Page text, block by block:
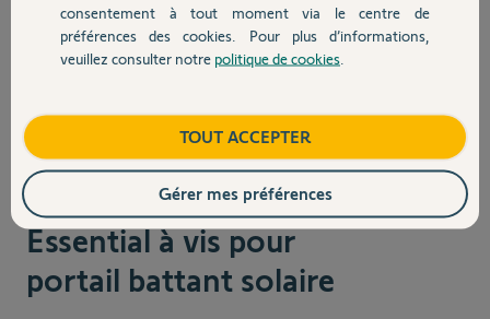
Ref.
Motorisation SGS
Essential à vis pour
portail battant solaire
consentement à tout moment via le centre de
préférences des cookies. Pour plus d’informations,
veuillez consulter notre politique de cookies
TOUT ACCEPTER
Gérer mes préférences